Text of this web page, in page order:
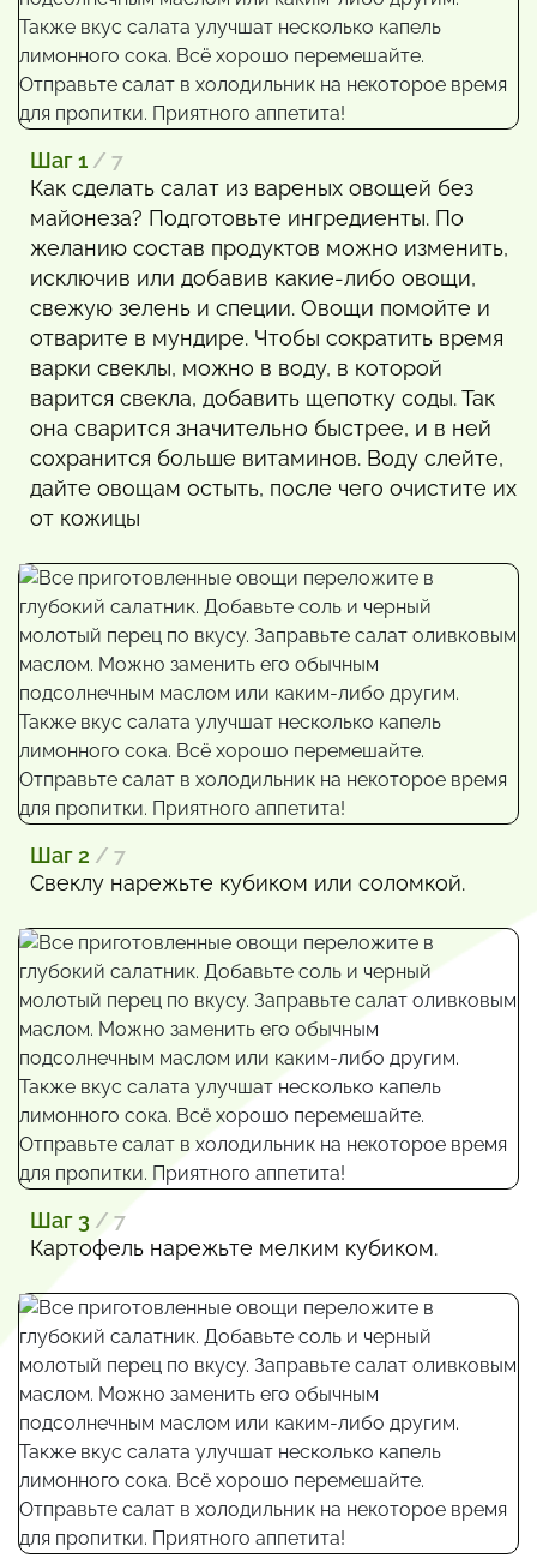
Шаг 1 / 7
Как сделать салат из вареных овощей без
майонеза? Подготовьте ингредиенты. По
желанию состав продуктов можно изменить,
исключив или добавив какие-либо овощи,
свежую зелень и специи. Овощи помойте и
отварите в мундире. Чтобы сократить время
варки свеклы, можно в воду, в которой
варится свекла, добавить щепотку соды. Так
она сварится значительно быстрее, и в ней
сохранится больше витаминов. Воду слейте,
дайте овощам остыть, после чего очистите их
от кожицы
Шаг 2 / 7
Свеклу нарежьте кубиком или соломкой.
Шаг 3 / 7
Картофель нарежьте мелким кубиком.